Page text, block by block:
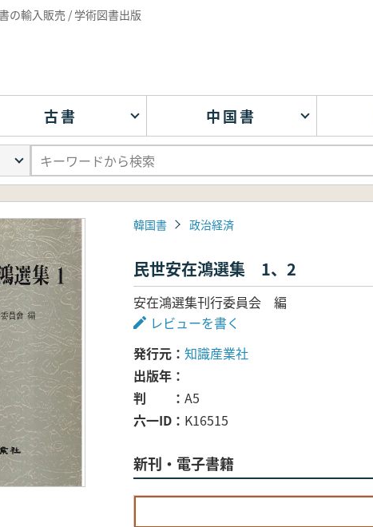
の輸入販売 / 学術図書出版
古書 中国書
韓国書 政治経済
民世安在鴻選集 1、2
安在鴻選集刊行委員会 編
レビューを書く
発行元
知識産業社
出版年
判
A5
六一ID
K16515
新刊・電子書籍